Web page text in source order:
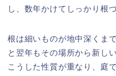
し、数年かけてしっかり根
根は細いものが地中深くま
と翌年もその場所から新し
こうした性質が重なり、庭